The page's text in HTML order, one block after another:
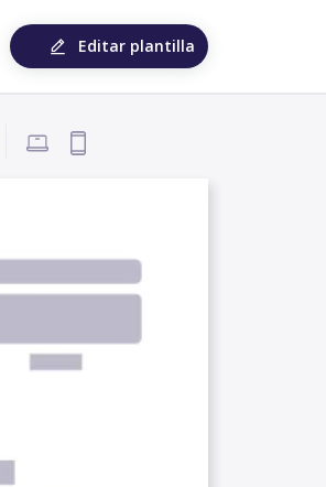
Editar plantilla